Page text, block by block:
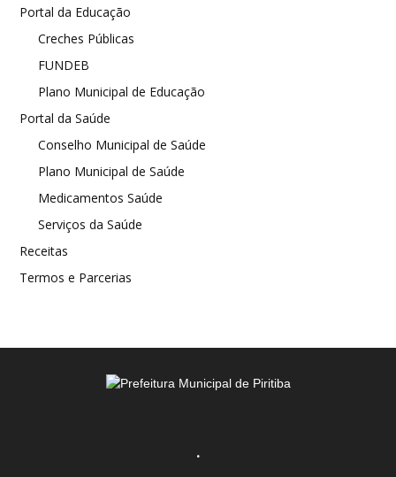
Portal da Educação
Creches Públicas
FUNDEB
Plano Municipal de Educação
Portal da Saúde
Conselho Municipal de Saúde
Plano Municipal de Saúde
Medicamentos Saúde
Serviços da Saúde
Receitas
Termos e Parcerias
.